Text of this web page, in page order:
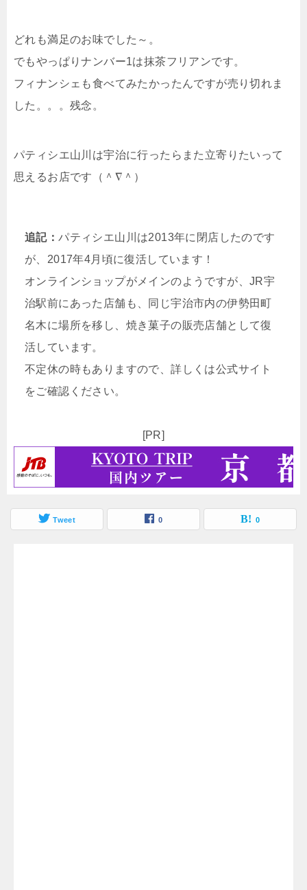
どれも満足のお味でした～。
でもやっぱりナンバー1は抹茶フリアンです。
フィナンシェも食べてみたかったんですが売り切れま
した。。。残念。
パティシエ山川は宇治に行ったらまた立寄りたいって
思えるお店です（＾∇＾）
追記：パティシエ山川は2013年に閉店したのです
が、2017年4月頃に復活しています！
オンラインショップがメインのようですが、JR宇
治駅前にあった店舗も、同じ宇治市内の伊勢田町
名木に場所を移し、焼き菓子の販売店舗として復
活しています。
不定休の時もありますので、詳しくは公式サイト
をご確認ください。
[PR]
Tweet 0 0